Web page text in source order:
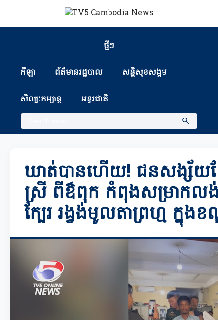
ថ្មីៗ
កីឡា ព័ត៏មានរដ្ឋបាល សន្តិសុខសង្គម
សិល្បៈកម្សាន្ត អន្តរជាតិ
ឃាត់បានហើយ! ជនសង្ស័យ
ស្រី ពីឳពុក កំពុងសម្រាក
ក្បែរ រង្វង់មូលតាព្រហ្ម ក្នុងខ